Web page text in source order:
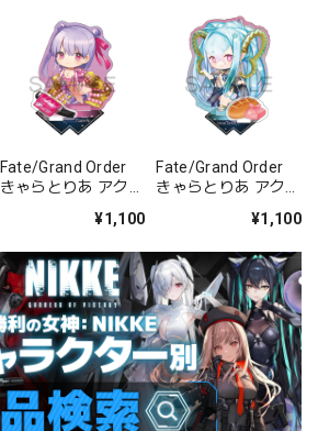
Fate/Grand Order
きゃらとりあ アクリ
ー/パッションリッ
¥1,100
Fate/Grand Order
きゃらとりあ アクリ
ー/ラーヴァ/ティア
¥1,100